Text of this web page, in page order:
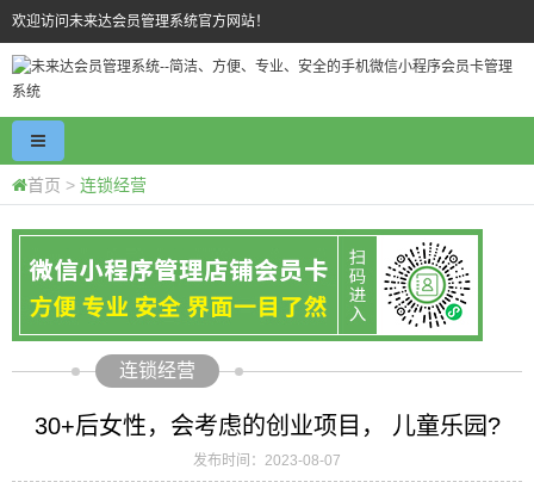
欢迎访问未来达会员管理系统官方网站！
首页 > 连锁经营
连锁经营
30+后女性，会考虑的创业项目， 儿童乐园?
发布时间：2023-08-07